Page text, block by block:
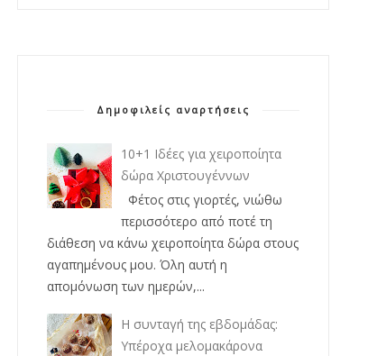
Δημοφιλείς αναρτήσεις
10+1 Ιδέες για χειροποίητα
δώρα Χριστουγέννων
Φέτος στις γιορτές, νιώθω
περισσότερο από ποτέ τη
διάθεση να κάνω χειροποίητα δώρα στους
αγαπημένους μου. Όλη αυτή η
απομόνωση των ημερών,...
Η συνταγή της εβδομάδας:
Υπέροχα μελομακάρονα